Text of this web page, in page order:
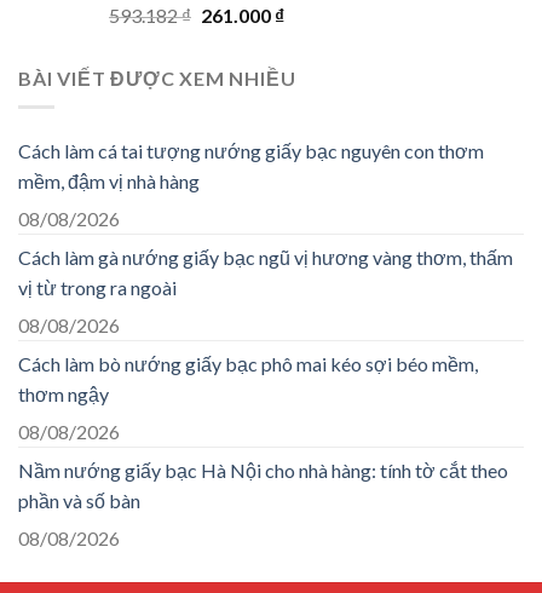
Được xếp
593.182₫ Giá
593.182 ₫.
261.000 ₫Giá
là:
BÀI VIẾT ĐƯỢC XEM NHIỀU
Cách làm cá tai tượng nướng giấy bạc nguyên con thơm
mềm, đậm vị nhà hàng
08/08/2026
Cách làm gà nướng giấy bạc ngũ vị hương vàng thơm, thấm
vị từ trong ra ngoài
08/08/2026
Cách làm bò nướng giấy bạc phô mai kéo sợi béo mềm,
thơm ngậy
08/08/2026
Nầm nướng giấy bạc Hà Nội cho nhà hàng: tính tờ cắt theo
phần và số bàn
08/08/2026